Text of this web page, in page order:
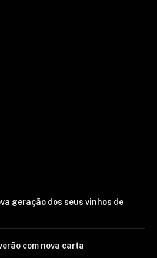
geração dos seus vinhos de
com nova carta